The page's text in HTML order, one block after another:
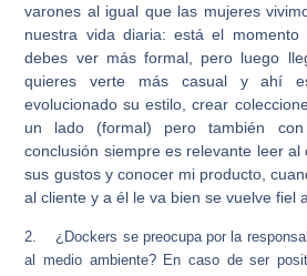
varones al igual que las mujeres
nuestra vida diaria: está el
debes ver más formal, pero luego
quieres verte más casual y ahí
evolucionado su estilo, crear
un lado (formal) pero también
conclusión siempre es relevante leer al
sus gustos y conocer mi producto,
al cliente y a él le va bien se vuelve fiel
2.¿Dockers se preocupa por la
al medio ambiente? En caso de ser